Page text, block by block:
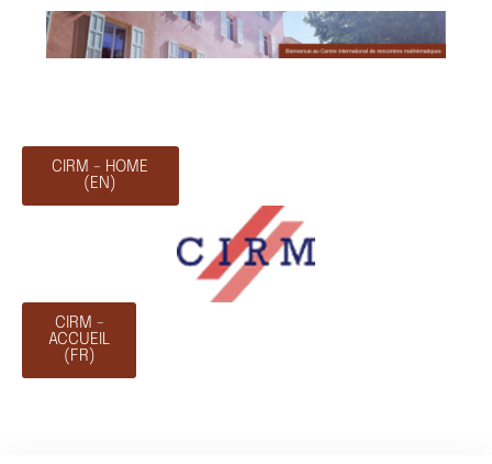
CIRM - HOME
(EN)
CIRM -
ACCUEIL
(FR)